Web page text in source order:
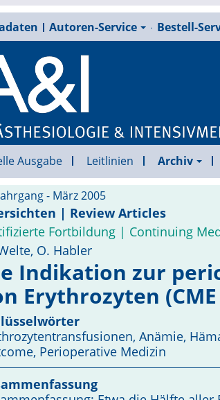
Autoren-Service Bestell-
Ausgabe Leitlinien Archiv
- März 2005
| Review Articles
Fortbildung | Continuing
O. Habler
Indikation zur
Erythrozyten
Anämie,
Perioperative Medizin